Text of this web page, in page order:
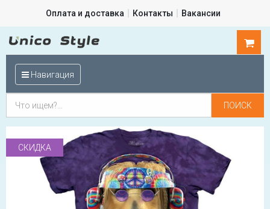
Оплата и доставка Контакты Вакансии
Навигация
СКИДКА